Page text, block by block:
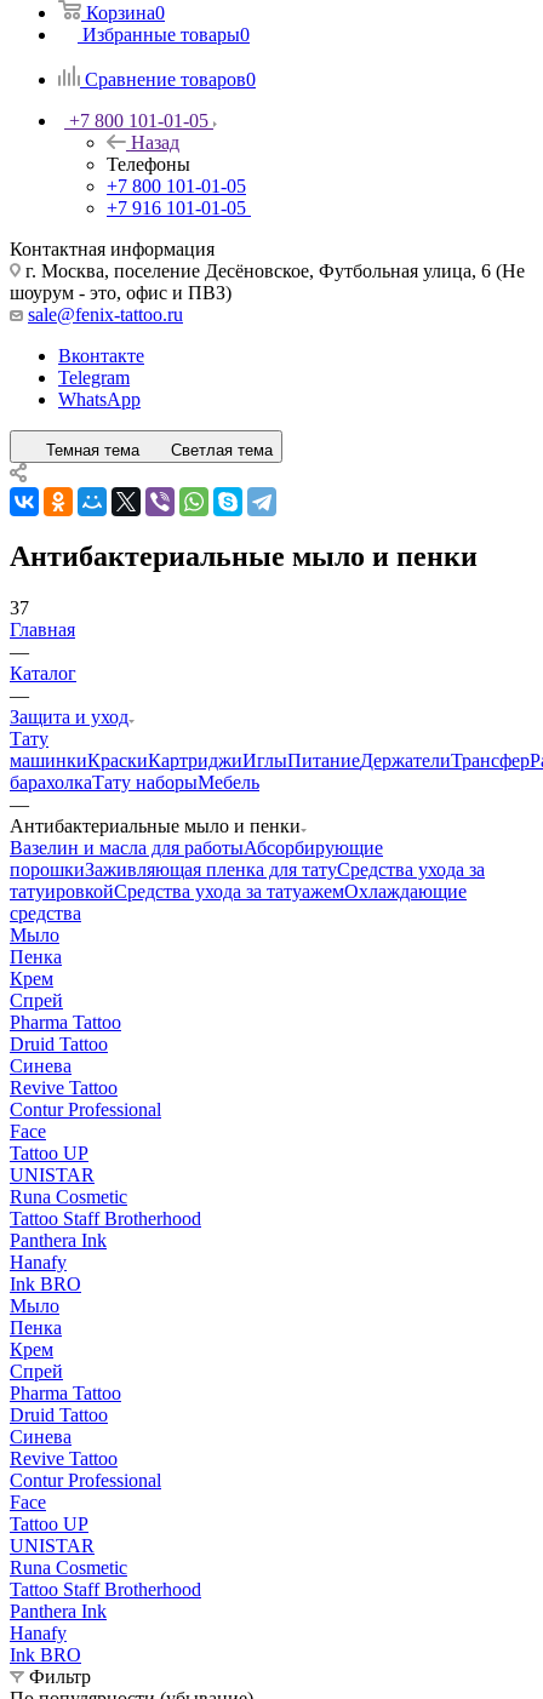
Корзина0
Избранные товары0
Сравнение товаров0
+7 800 101-01-05
Назад
Телефоны
+7 800 101-01-05
+7 916 101-01-05
Контактная информация
г. Москва, поселение Десёновское, Футбольная улица, 6 (Не
шоурум - это, офис и ПВЗ)
sale@fenix-tattoo.ru
Вконтакте
Telegram
WhatsApp
Темная тема Светлая тема
Антибактериальные мыло и пенки
37
Главная
—
Каталог
—
Защита и уход
Тату
машинкиКраскиКартриджиИглыПитаниеДержателиТрансфер
барахолкаТату наборыМебель
—
Антибактериальные мыло и пенки
Вазелин и масла для работыАбсорбирующие
порошкиЗаживляющая пленка для татуСредства ухода за
татуировкойСредства ухода за татуажемОхлаждающие
средства
Мыло
Пенка
Крем
Спрей
Pharma Tattoo
Druid Tattoo
Синева
Revive Tattoo
Contur Professional
Face
Tattoo UP
UNISTAR
Runa Cosmetic
Tattoo Staff Brotherhood
Panthera Ink
Hanafy
Ink BRO
Мыло
Пенка
Крем
Спрей
Pharma Tattoo
Druid Tattoo
Синева
Revive Tattoo
Contur Professional
Face
Tattoo UP
UNISTAR
Runa Cosmetic
Tattoo Staff Brotherhood
Panthera Ink
Hanafy
Ink BRO
Фильтр